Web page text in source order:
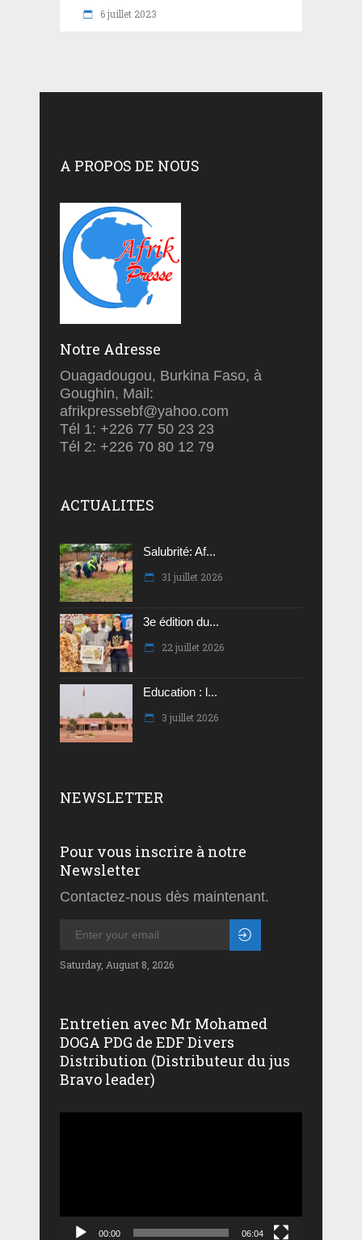
6 juillet 2023
A PROPOS DE NOUS
Notre Adresse
Ouagadougou, Burkina Faso, à
Goughin, Mail:
afrikpressebf@yahoo.com
Tél 1: +226 77 50 23 23
Tél 2: +226 70 80 12 79
ACTUALITES
Salubrité: Af...
31 juillet 2026
3e édition du...
22 juillet 2026
Education : l...
3 juillet 2026
NEWSLETTER
Pour vous inscrire à notre
Newsletter
Contactez-nous dès maintenant.
Saturday, August 8, 2026
Entretien avec Mr Mohamed
DOGA PDG de EDF Divers
Distribution (Distributeur du jus
Bravo leader)
00:00 06:04